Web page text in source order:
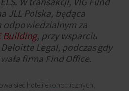
JLL Polska, będąca
odpowiedzialnym za
Building, przy wsparciu
Legal, podczas gdy
firma Find Office.
sieć hoteli ekonomicznych,